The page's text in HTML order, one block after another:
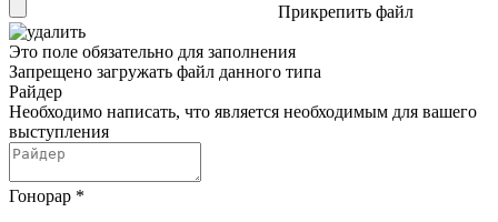
Прикрепить файл
Это поле обязательно для заполнения
Запрещено загружать файл данного типа
Райдер
Необходимо написать, что является необходимым для вашего
выступления
Гонорар *